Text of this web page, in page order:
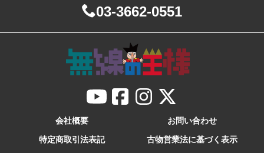
03-3662-0551
会社概要
お問い合わせ
特定商取引法表記
古物営業法に基づく表示